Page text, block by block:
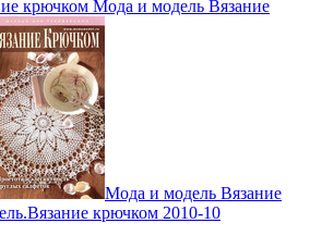
крючком Мода и модель Вязание
Мода и модель Вязание
крючком 2010-10